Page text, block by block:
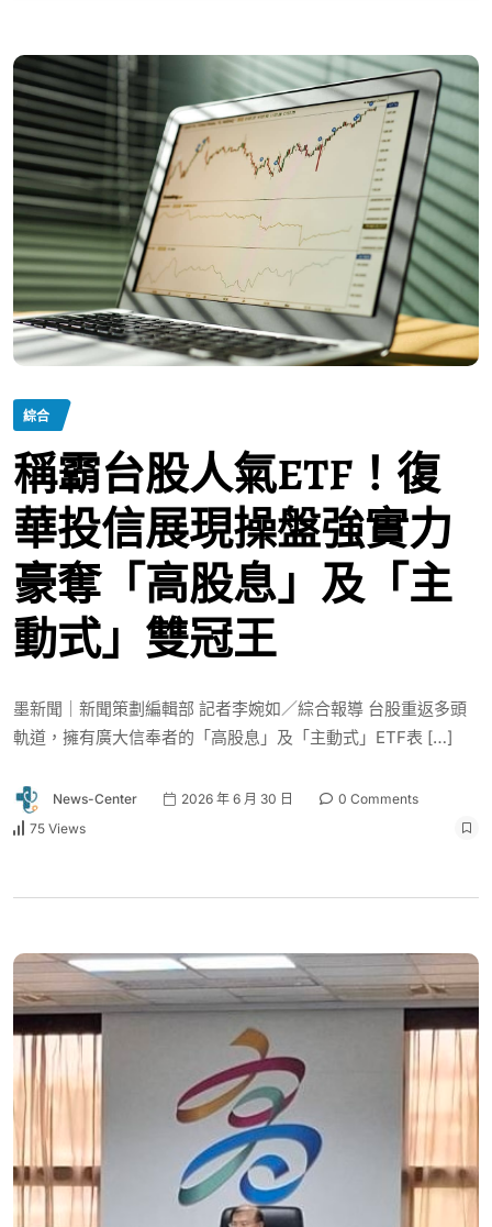
綜合
稱霸台股人氣ETF！復
華投信展現操盤強實力
豪奪「高股息」及「主
動式」雙冠王
墨新聞｜新聞策劃編輯部 記者李婉如／綜合報導 台股重返多頭
軌道，擁有廣大信奉者的「高股息」及「主動式」ETF表 […]
News-Center 2026 年 6 月 30 日
0 Comments
75 Views